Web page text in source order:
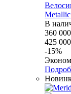
В
360 000
425 000
-15%